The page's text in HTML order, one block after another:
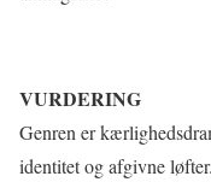
VURDERING
Genren er
identitet og afgivne løfter.